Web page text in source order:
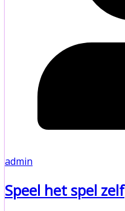
admin
Speel het spel zelf